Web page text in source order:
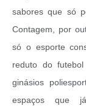
sabores que só
Contagem, por
só o esporte
reduto do
ginásios
espaços que